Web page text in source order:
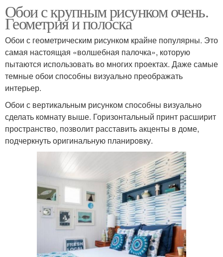
Обои с крупным рисунком очень.
Геометрия и полоска
Обои с геометрическим рисунком крайне популярны. Это
самая настоящая «волшебная палочка», которую
пытаются использовать во многих проектах. Даже самые
темные обои способны визуально преображать
интерьер.
Обои с вертикальным рисунком способны визуально
сделать комнату выше. Горизонтальный принт расширит
пространство, позволит расставить акценты в доме,
подчеркнуть оригинальную планировку.